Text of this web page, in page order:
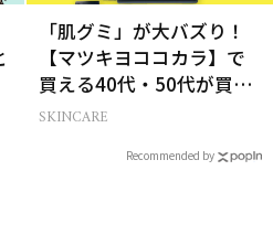
「肌グミ」が大バズり！
【マツキヨココカラ】で
買える40代・50代が買う
べき夏コスメ
SKINCARE
Recommended by